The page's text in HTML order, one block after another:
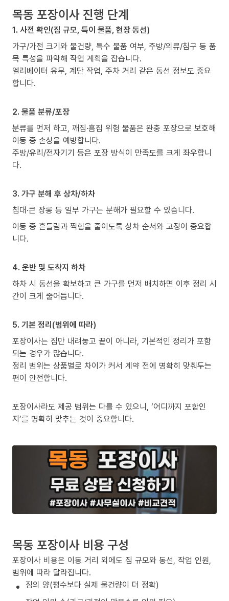
목동 포장이사 진행 단계
1. 사전 확인(짐 규모, 특이 물품, 현장 동선)
가구/가전 크기와 물건량, 특수 물품 여부, 주방/의류/침구 등 품
목 특성을 파악해 작업 계획을 잡습니다.
엘리베이터 유무, 계단 작업, 주차 거리 같은 동선 정보도 중요
합니다.
2. 물품 분류/포장
분류를 먼저 하고, 깨짐·흠집 위험 물품은 완충 포장으로 보호해
이동 중 손상을 예방합니다.
주방/유리/전자기기 등은 포장 방식이 만족도를 크게 좌우합니
다.
3. 가구 분해 후 상차/하차
침대·큰 장롱 등 일부 가구는 분해가 필요할 수 있습니다.
이동 중 흔들림과 찍힘을 줄이도록 상차 순서와 고정이 중요합
니다.
4. 운반 및 도착지 하차
하차 시 동선을 확보하고 큰 가구를 먼저 배치하면 이후 정리 시
간이 크게 줄어듭니다.
5. 기본 정리(범위에 따라)
포장이사는 짐만 내려놓고 끝이 아니라, 기본적인 정리가 포함
되는 경우가 많습니다.
정리 범위는 상품별로 차이가 커서 계약 전에 명확히 맞춰두는
편이 안전합니다.
포장이사라도 제공 범위는 다를 수 있으니, ‘어디까지 포함인
지’를 명확히 맞추는 것이 중요합니다.
목동 포장이사 비용 구성
포장이사 비용은 이동 거리 외에도 짐 규모와 동선, 작업 인원,
범위에 따라 달라집니다.
짐의 양(평수보다 실제 물건량이 더 정확)